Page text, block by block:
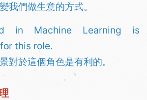
我們做生意的方式。
in Machine Learning is
this role.
對於這個角色是有利的。